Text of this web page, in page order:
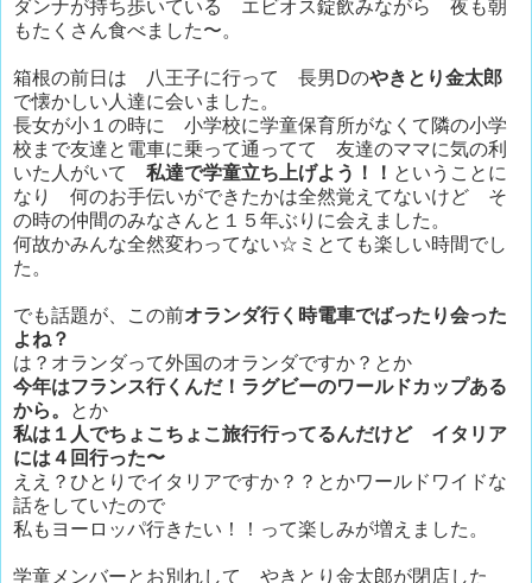
ダンナが持ち歩いている エビオス錠飲みながら 夜も朝
もたくさん食べました〜。
箱根の前日は 八王子に行って 長男Dのやきとり金太郎
で懐かしい人達に会いました。
長女が小１の時に 小学校に学童保育所がなくて隣の小学
校まで友達と電車に乗って通ってて 友達のママに気の利
いた人がいて 私達で学童立ち上げよう！！ ということに
なり 何のお手伝いができたかは全然覚えてないけど そ
の時の仲間のみなさんと１５年ぶりに会えました。
何故かみんな全然変わってない☆ミとても楽しい時間でし
た。
でも話題が、この前オランダ行く時電車でばったり会った
よね？
は？オランダって外国のオランダですか？とか
今年はフランス行くんだ！ラグビーのワールドカップある
から。
とか
私は１人でちょこちょこ旅行行ってるんだけど イタリア
には４回行った〜
ええ？ひとりでイタリアですか？？とかワールドワイドな
話をしていたので
私もヨーロッパ行きたい！！って楽しみが増えました。
学童メンバーとお別れして やきとり金太郎が閉店した